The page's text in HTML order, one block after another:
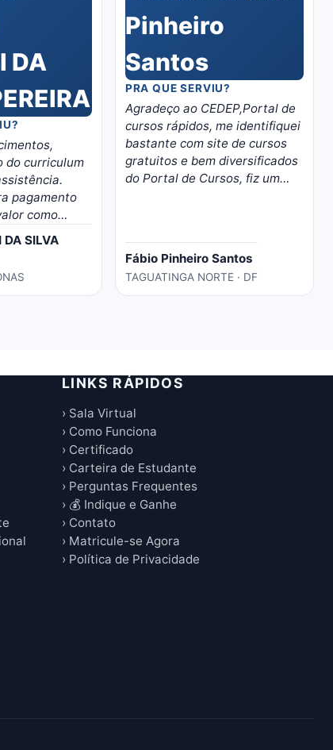
do curriculum
pagamento
como
DA SILVA
PRA QUE SERVIU?
Agradeço ao CEDEP,Portal de
cursos rápidos, me identifiquei
bastante com site de cursos
gratuitos e bem diversificados
do Portal de Cursos, fiz um
oportunidades de trabalho
nessa área para mim, trabalho
em casa nas minhas horas
vagas e o material é bem
Fábio Pinheiro Santos
TAGUATINGA NORTE · DF
LINKS RÁPIDOS
› Sala Virtual
› Como Funciona
› Certificado
› Carteira de Estudante
› Perguntas Frequentes
› 💰 Indique e Ganhe
› Contato
› Matricule-se Agora
› Política de Privacidade